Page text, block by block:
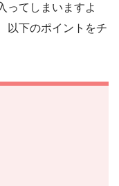
ってしまいますよ
以下のポイントをチ